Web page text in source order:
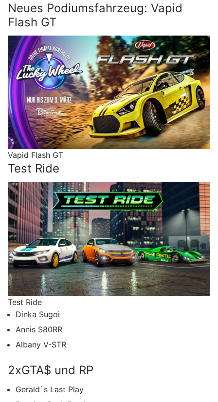
Neues Podiumsfahrzeug: Vapid
Flash GT
Vapid Flash GT
Test Ride
Test Ride
Dinka Sugoi
Annis S80RR
Albany V-STR
2xGTA$ und RP
Gerald`s Last Play